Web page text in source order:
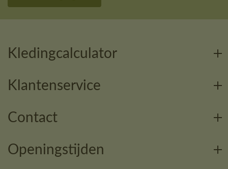
Kledingcalculator
Klantenservice
Contact
Openingstijden